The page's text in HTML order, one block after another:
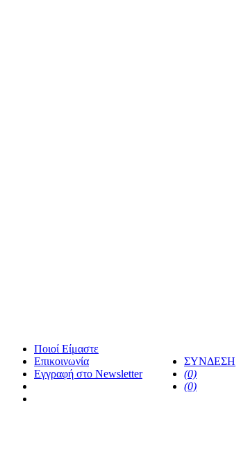
Ποιοί Είμαστε
Επικοινωνία
Εγγραφή στο Newsletter
ΣΥΝΔΕΣΗ
(0)
(0)